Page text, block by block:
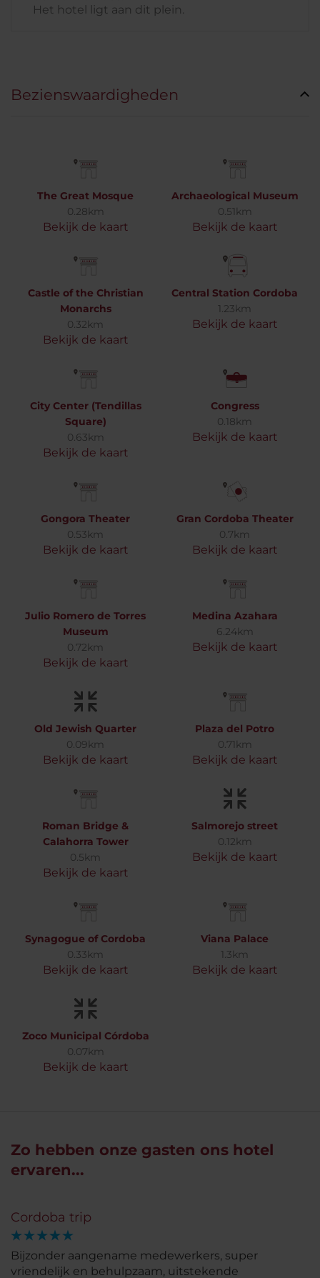
Het hotel ligt aan dit plein.
Bezienswaardigheden
The Great Mosque
0.28km
Bekijk de kaart
Archaeological Museum
0.51km
Bekijk de kaart
Castle of the Christian
Monarchs
0.32km
Bekijk de kaart
Central Station Cordoba
1.23km
Bekijk de kaart
City Center (Tendillas
Square)
0.63km
Bekijk de kaart
Congress
0.18km
Bekijk de kaart
Gongora Theater
0.53km
Bekijk de kaart
Gran Cordoba Theater
0.7km
Bekijk de kaart
Julio Romero de Torres
Museum
0.72km
Bekijk de kaart
Medina Azahara
6.24km
Bekijk de kaart
Old Jewish Quarter
0.09km
Bekijk de kaart
Plaza del Potro
0.71km
Bekijk de kaart
Roman Bridge &
Calahorra Tower
0.5km
Bekijk de kaart
Salmorejo street
0.12km
Bekijk de kaart
Synagogue of Cordoba
0.33km
Bekijk de kaart
Viana Palace
1.3km
Bekijk de kaart
Zoco Municipal Córdoba
0.07km
Bekijk de kaart
Zo hebben onze gasten ons hotel
ervaren...
Cordoba trip
Bijzonder aangename medewerkers, super
vriendelijk en behulpzaam, uitstekende